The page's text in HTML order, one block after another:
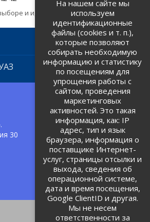
и идентификации товара.
30
Телефоны:
+7 (812) 971-42-42
Политика об обработке и
защите персональных данных
Соглашение на обработку
персональных данных
На нашем сайте мы
используем
идентификационные
файлы (cookies и т. п.),
которые позволяют
собирать необходимую
информацию и статистику
по посещениям для
упрощения работы с
сайтом, проведения
маркетинговых
активностей. Это такая
информация, как: IP
адрес, тип и язык
браузера, информация о
поставщике Интернет-
услуг, страницы отсылки и
выхода, сведения об
операционной системе,
дата и время посещения,
Google ClientID и другая.
Мы не несем
ответственности за